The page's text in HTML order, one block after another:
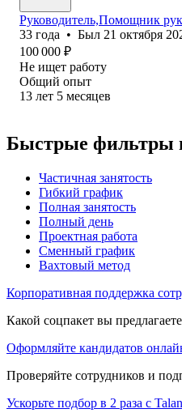
Руководитель,Помощник
33 года • Был 21 октября
100 000 ₽
Не ищет работу
Общий опыт
13 лет 5 месяцев
Быстрые фильтры
Частичная занятость
Гибкий график
Полная занятость
Полный день
Проектная работа
Сменный график
Вахтовый метод
Корпоративная поддержка
Какой соцпакет вы
Оформляйте кандидатов
Проверяйте сотрудников и
Ускорьте подбор в 2 раза с